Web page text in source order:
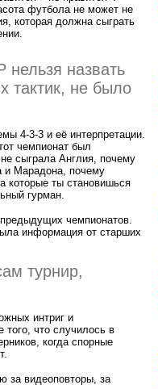
футбола не может не
которая должна сыграть
назвать
тактик, не было
4-3-3 и её интерпретации.
чемпионат был
сыграла Англия, почему
и Марадона, почему
которые ты становишься
гурман.
чемпионатов.
информация от старших
турнир,
интриг и
того, что случилось в
когда спорные
за видеоповторы, за